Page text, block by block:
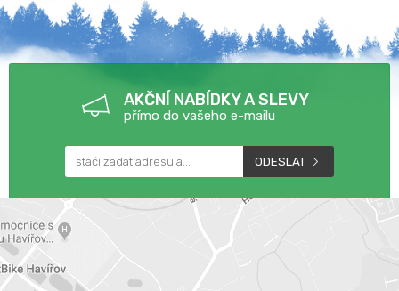
AKČNÍ NABÍDKY A SLEVY
přímo do vašeho e-mailu
ODESLAT